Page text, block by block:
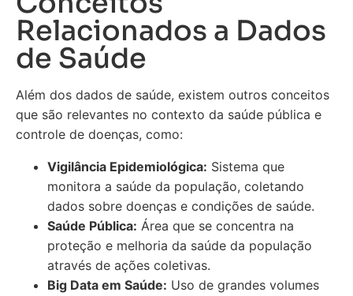
Relacionados a Dados
de Saúde
Além dos dados de saúde, existem outros conceitos
que são relevantes no contexto da saúde pública e
controle de doenças, como:
Vigilância Epidemiológica: Sistema que
monitora a saúde da população, coletando
dados sobre doenças e condições de saúde.
Saúde Pública: Área que se concentra na
proteção e melhoria da saúde da população
através de ações coletivas.
Big Data em Saúde: Uso de grandes volumes